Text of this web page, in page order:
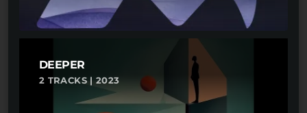
DEEPER
2 TRACKS | 2023